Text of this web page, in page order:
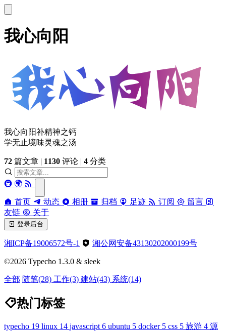
我心向阳
我心向阳补精神之钙
学无止境味灵魂之汤
72 篇文章 | 1130 评论 | 4 分类
🚇 🌍
首页 动态 相册 归档 足迹 订阅
留言
友链
关于
登录后台
湘ICP备19006572号-1 湘公网安备43130202000199号
©2026 Typecho 1.3.0 & sleek
全部 随笔(28) 工作(3) 建站(43) 系统(14)
热门标签
typecho 19 linux 14 javascript 6 ubuntu 5 docker 5 css 5 旅游 4 源